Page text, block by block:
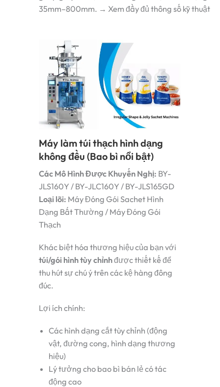
35mm–800mm. → Xem đầy đủ thông số kỹ thuật
Máy làm túi thạch hình dạng
không đều (Bao bì nổi bật)
Các Mô Hình Được Khuyến Nghị: BY-
JLS160Y / BY-JLC160Y / BY-JLS165GD
Loại lõi: Máy Đóng Gói Sachet Hình
Dạng Bất Thường / Máy Đóng Gói
Thạch
Khác biệt hóa thương hiệu của bạn với
túi/gói hình tùy chỉnhđược thiết kế để
thu hút sự chú ý trên các kệ hàng đông
đúc.
Lợi ích chính:
Các hình dạng cắt tùy chỉnh (động
vật, đường cong, hình dạng thương
hiệu)
Lý tưởng cho bao bì bán lẻ có tác
động cao